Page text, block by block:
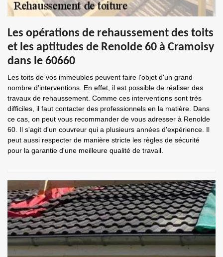
Les opérations de rehaussement des toits
et les aptitudes de Renolde 60 à Cramoisy
dans le 60660
Les toits de vos immeubles peuvent faire l'objet d'un grand
nombre d'interventions. En effet, il est possible de réaliser des
travaux de rehaussement. Comme ces interventions sont très
difficiles, il faut contacter des professionnels en la matière. Dans
ce cas, on peut vous recommander de vous adresser à Renolde
60. Il s'agit d'un couvreur qui a plusieurs années d'expérience. Il
peut aussi respecter de manière stricte les règles de sécurité
pour la garantie d'une meilleure qualité de travail.